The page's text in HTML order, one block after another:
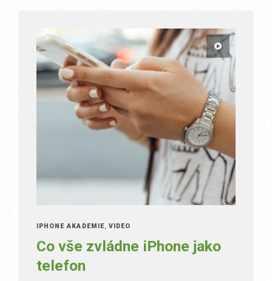
IPHONE AKADEMIE, VIDEO
Co vše zvládne iPhone jako
telefon